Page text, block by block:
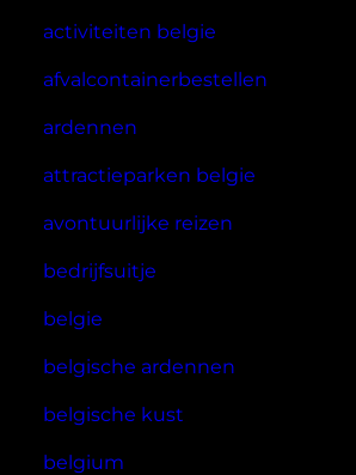
activiteiten belgie
afvalcontainerbestellen
ardennen
attractieparken belgie
avontuurlijke reizen
bedrijfsuitje
belgie
belgische ardennen
belgische kust
belgium